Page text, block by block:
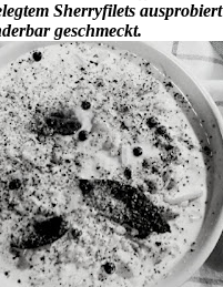
Sherryfilets
geschmeckt.